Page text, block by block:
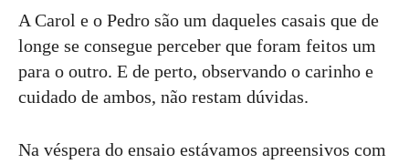
A Carol e o Pedro são um daqueles casais que de
longe se consegue perceber que foram feitos um
para o outro. E de perto, observando o carinho e
cuidado de ambos, não restam dúvidas.
Na véspera do ensaio estávamos apreensivos com